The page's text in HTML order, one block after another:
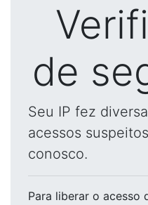
de
Seu IP fez
acessos
conosco.
Para liberar o acesso